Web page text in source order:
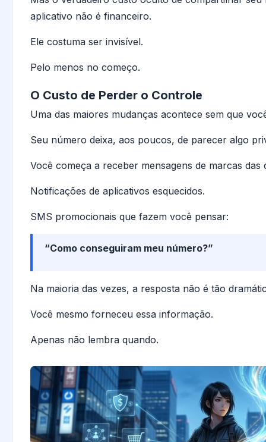
aplicativo não é financeiro.
Ele costuma ser invisível.
Pelo menos no começo.
O Custo de Perder o Controle
Uma das maiores mudanças acontece sem que
Seu número deixa, aos poucos, de parecer algo
Você começa a receber mensagens de marcas das
Notificações de aplicativos esquecidos.
SMS promocionais que fazem você pensar:
“Como conseguiram meu número?”
Na maioria das vezes, a resposta não é tão
Você mesmo forneceu essa informação.
Apenas não lembra quando.